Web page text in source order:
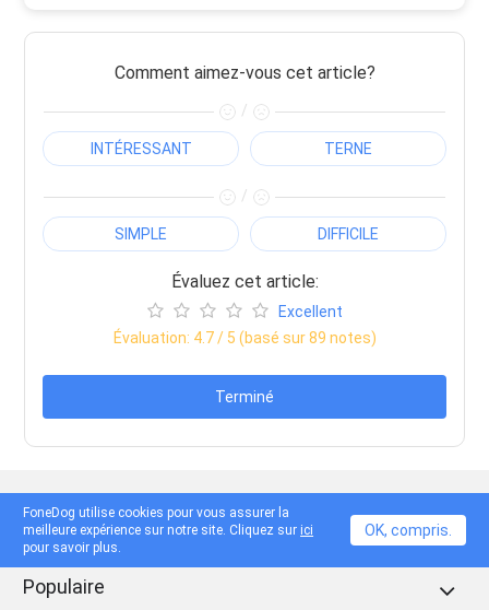
Comment aimez-vous cet article?
/
INTÉRESSANT TERNE
/
SIMPLE DIFFICILE
Évaluez cet article:
Excellent
Évaluation: 4.7/ 5 (basé sur89 notes)
Terminé
Produits
Populaire
FoneDog utilise cookies pour vous assurer la
meilleure expérience sur notre site. Cliquez sur ici
pour savoir plus.
OK, compris.